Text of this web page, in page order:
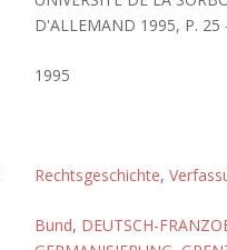
D'ALLEMAND 1995, P. 25
1995
Rechtsgeschichte,
Bund, DEUTSCH-